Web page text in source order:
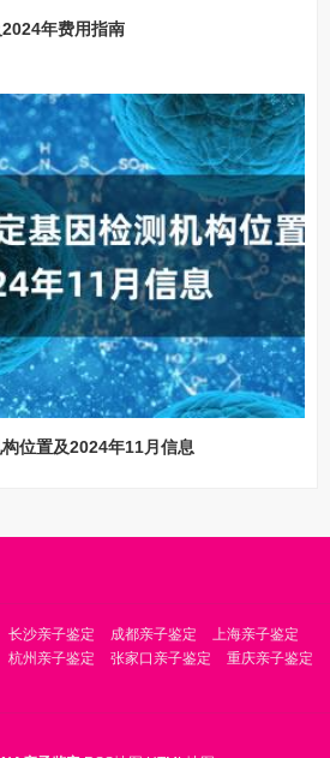
年费用指南
位置及2024年11月信息
长沙亲子鉴定 成都亲子鉴定
上海亲子鉴定
杭州亲子鉴定 张家口亲子鉴定
重庆亲子鉴定